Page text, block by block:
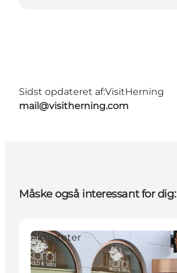
Sidst opdateret af:VisitHerning
mail@visitherning.com
Måske også interessant for dig:
Aktiviteter